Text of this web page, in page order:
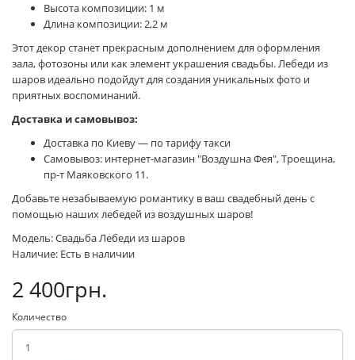
Высота композиции: 1 м
Длина композиции: 2,2 м
Этот декор станет прекрасным дополнением для оформления
зала, фотозоны или как элемент украшения свадьбы. Лебеди из
шаров идеально подойдут для создания уникальных фото и
приятных воспоминаний.
Доставка и самовывоз:
Доставка по Киеву — по тарифу такси
Самовывоз: интернет-магазин "Воздушна Фея", Троещина,
пр-т Маяковского 11.
Добавьте незабываемую романтику в ваш свадебный день с
помощью наших лебедей из воздушных шаров!
Модель: Свадьба Лебеди из шаров
Наличие: Есть в наличии
2 400грн.
Количество